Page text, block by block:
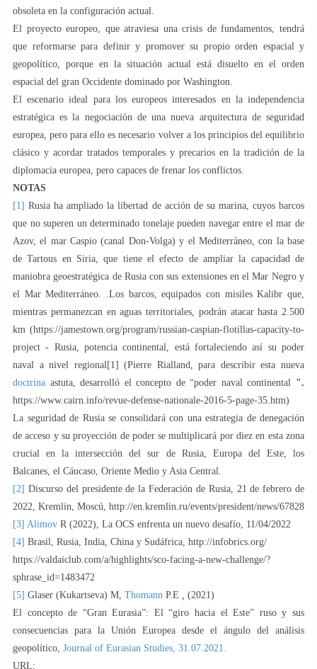
obsoleta en la configuración actual.
El proyecto europeo, que atraviesa una crisis de fundamentos, tendrá
que reformarse para definir y promover su propio orden espacial y
geopolítico, porque en la situación actual está disuelto en el orden
espacial del gran Occidente dominado por Washington.
El escenario ideal para los europeos interesados ​​en la independencia
estratégica es la negociación de una nueva arquitectura de seguridad
europea, pero para ello es necesario volver a los principios del equilibrio
clásico y acordar tratados temporales y precarios en la tradición de la
diplomacia europea, pero capaces de frenar los conflictos.
NOTAS
[1] Rusia ha ampliado la libertad de acción de su marina, cuyos barcos
que no superen un determinado tonelaje pueden navegar entre el mar de
Azov, el mar Caspio (canal Don-Volga) y el Mediterráneo, con la base
de Tartous en Siria, que tiene el efecto de ampliar la capacidad de
maniobra geoestratégica de Rusia con sus extensiones en el Mar Negro y
el Mar Mediterráneo. .Los barcos, equipados con misiles Kalibr que,
mientras permanezcan en aguas territoriales, podrán atacar hasta 2.500
km (https://jamestown.org/program/russian-caspian-flotillas-capacity-to-
project - Rusia, potencia continental, está fortaleciendo así su poder
naval a nivel regional[1] (Pierre Rialland, para describir esta nueva
doctrina astuta, desarrolló el concepto de “poder naval continental ".
https://www.cairn.info/revue-defense-nationale-2016-5-page-35.htm)
La seguridad de Rusia se consolidará con una estrategia de denegación
de acceso y su proyección de poder se multiplicará por diez en esta zona
crucial en la intersección del sur de Rusia, Europa del Este, los
Balcanes, el Cáucaso, Oriente Medio y Asia Central.
[2] Discurso del presidente de la Federación de Rusia, 21 de febrero de
2022, Kremlin, Moscú, http://en.kremlin.ru/events/president/news/67828
[3] Alimov R (2022), La OCS enfrenta un nuevo desafío, 11/04/2022
[4] Brasil, Rusia, India, China y Sudáfrica, http://infobrics.org/
https://valdaiclub.com/a/highlights/sco-facing-a-new-challenge/?
sphrase_id=1483472
[5] Glaser (Kukartseva) M, Thomann P.E , (2021)
El concepto de “Gran Eurasia”: El “giro hacia el Este” ruso y sus
consecuencias para la Unión Europea desde el ángulo del análisis
geopolítico, Journal of Eurasian Studies, 31.07.2021.
URL: